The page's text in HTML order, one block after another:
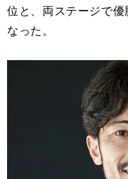
位と、両ステージで
なった。